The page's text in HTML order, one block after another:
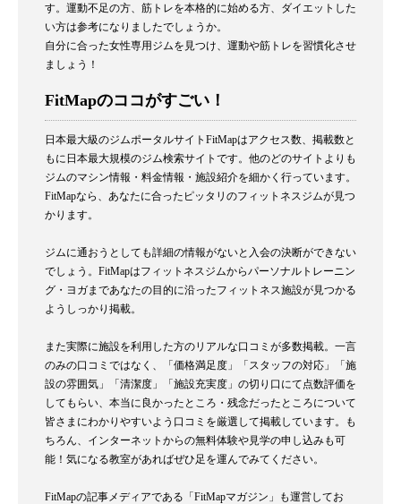
す。運動不足の方、筋トレを本格的に始める方、ダイエットした
い方は参考になりましたでしょうか。
自分に合った女性専用ジムを見つけ、運動や筋トレを習慣化させ
ましょう！
FitMapのココがすごい！
日本最大級のジムポータルサイトFitMapはアクセス数、掲載数と
もに日本最大規模のジム検索サイトです。他のどのサイトよりも
ジムのマシン情報・料金情報・施設紹介を細かく行っています。
FitMapなら、あなたに合ったピッタリのフィットネスジムが見つ
かります。
ジムに通おうとしても詳細の情報がないと入会の決断ができない
でしょう。FitMapはフィットネスジムからパーソナルトレーニン
グ・ヨガまであなたの目的に沿ったフィットネス施設が見つかる
ようしっかり掲載。
また実際に施設を利用した方のリアルな口コミが多数掲載。一言
のみの口コミではなく、「価格満足度」「スタッフの対応」「施
設の雰囲気」「清潔度」「施設充実度」の切り口にて点数評価を
してもらい、本当に良かったところ・残念だったところについて
皆さまにわかりやすいよう口コミを厳選して掲載しています。も
ちろん、インターネットからの無料体験や見学の申し込みも可
能！気になる教室があればぜひ足を運んでみてください。
FitMapの記事メディアである「FitMapマガジン」も運営してお